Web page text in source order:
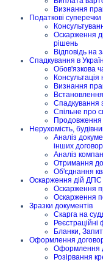
Визнання
Податкові суперечки
Оскарження
рішень
Відповідь на
Спадкування в
Обов'язкова
Визнання
Спадкування
Спільне про
Продовження
Нерухомість,
Аналіз
інших
Аналіз
Отримання
Об'єднання
Оскарження дій ДПС
Оскарження
Оскарження
Зразки документів
Скарга на
Бланки,
Оформлення
Оформлення
Розірвання